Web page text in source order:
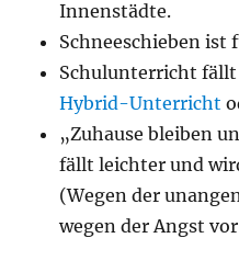
Innenstädte.
Schneeschieben ist
Schulunterricht fällt
Hybrid-Unterricht
„Zuhause bleiben
fällt leichter und
(Wegen der
wegen der Angst